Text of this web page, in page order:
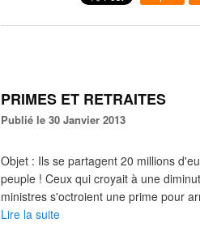
PRIMES ET RETRAITES
Publié le 30 Janvier 2013
Objet : Ils se partagent 20 millions
peuple ! Ceux qui croyait à une
ministres s'octroient une prime pour
Lire la suite